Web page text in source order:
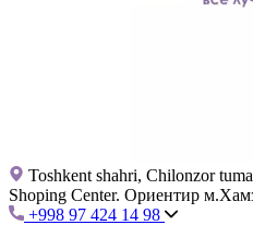
Toshkent shahri, Chilonzor
Shoping Center. Ориентир
+998 97 424 14 98